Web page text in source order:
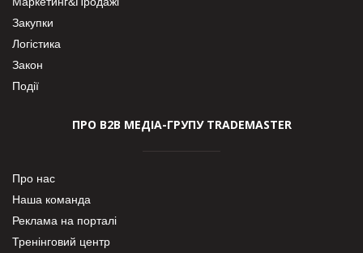
Закупки
Логістика
Закон
Події
ПРО В2В МЕДІА-ГРУПУ TRADEMASTER
Про нас
Наша команда
Реклама на порталі
Тренінговий центр